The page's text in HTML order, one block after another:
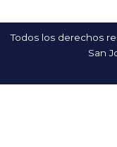
Todos los derechos
San